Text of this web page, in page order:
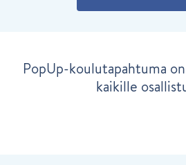
PopUp-koulutapahtuma
kaikille